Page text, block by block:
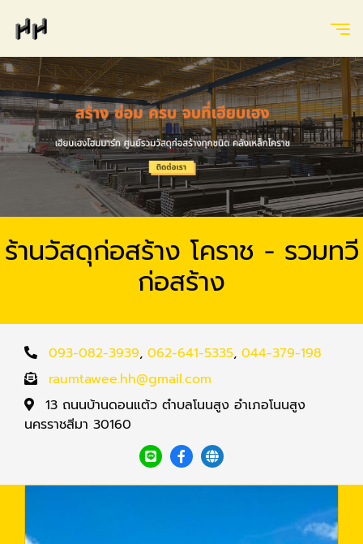
ร้านวัสดุก่อสร้าง โคราช - รวมทวี
ก่อสร้าง
093-082-3939, 062-641-5335, 044-379-198
raumtawee.hh@gmail.com
13 ถนนบ้านดอนแต้ว ตำบลโนนสูง อำเภอโนนสูง
นครราชสีมา 30160